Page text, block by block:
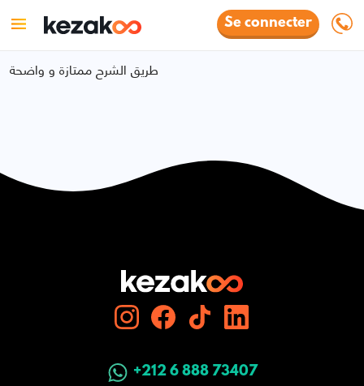
Se connecter
طريق الشرح ممتازة و واضحة
+212 6 888 73407